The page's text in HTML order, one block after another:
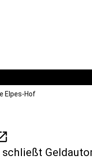
Elpes-Hof
schließt